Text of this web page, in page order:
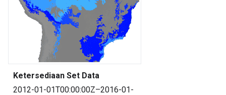
Ketersediaan Set Data
2012-01-01T00:00:00Z–2016-01-